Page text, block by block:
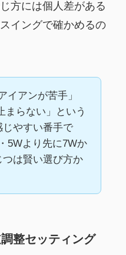
方には個人差がある
イングで確かめるの
イアンが苦手」
まらない」という
じやすい番手で
5Wより先に7Wか
つは賢い選び方か
整セッティング